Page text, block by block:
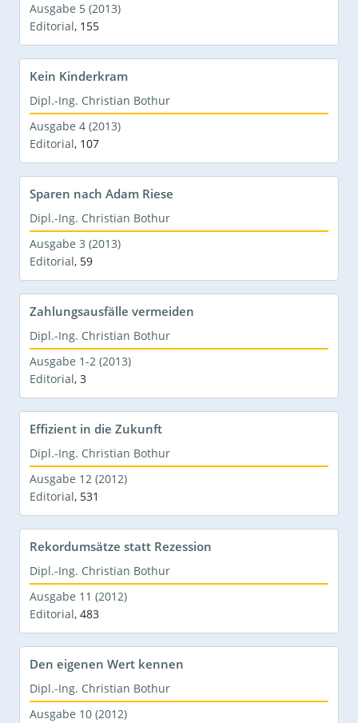
Ausgabe 5 (2013)
Editorial, 155
Kein Kinderkram
Dipl.-Ing. Christian Bothur
Ausgabe 4 (2013)
Editorial, 107
Sparen nach Adam Riese
Dipl.-Ing. Christian Bothur
Ausgabe 3 (2013)
Editorial, 59
Zahlungsausfälle vermeiden
Dipl.-Ing. Christian Bothur
Ausgabe 1-2 (2013)
Editorial, 3
Effizient in die Zukunft
Dipl.-Ing. Christian Bothur
Ausgabe 12 (2012)
Editorial, 531
Rekordumsätze statt Rezession
Dipl.-Ing. Christian Bothur
Ausgabe 11 (2012)
Editorial, 483
Den eigenen Wert kennen
Dipl.-Ing. Christian Bothur
Ausgabe 10 (2012)